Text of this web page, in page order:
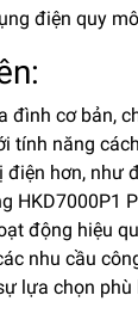
điện quy
đình cơ bản,
tính năng
hơn, như
HKD7000P1
động hiệu
nhu cầu
lựa chọn phù